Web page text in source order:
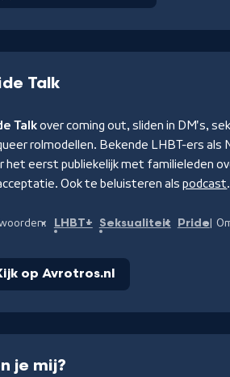
Talk
Talkover coming out, sliden in DM's,
rolmodellen. Bekende LHBT-ers als
het eerst publiekelijk met familieleden
Ook te beluisteren alspodcast.
LHBT+ Seksualiteit Pride
op Avrotros.nl
je mij?